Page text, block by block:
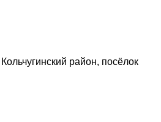
район, посёлок